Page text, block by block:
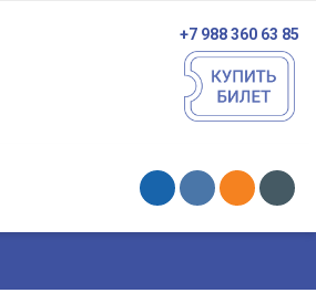
+7 988 360 63 85